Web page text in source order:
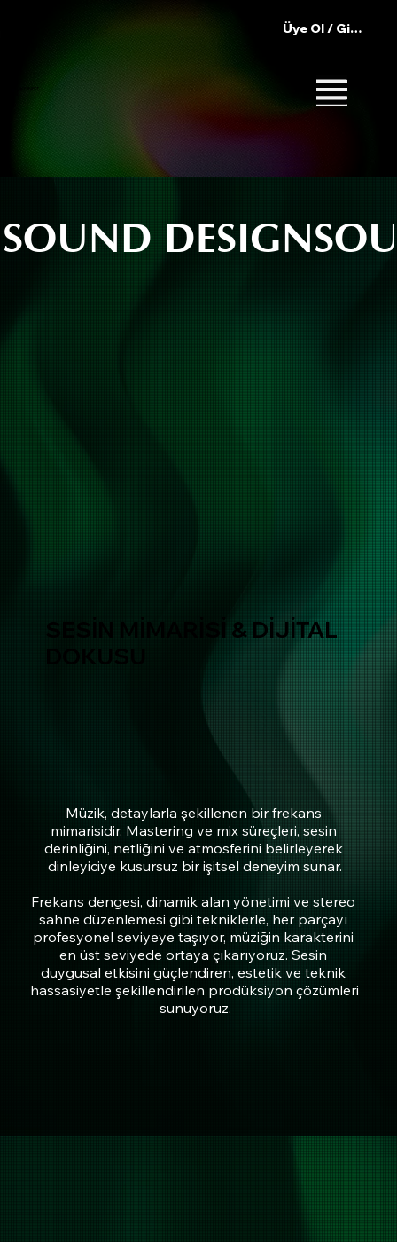
Üye Ol / Giriş Yap
SOUND DESIGN
SESİN MİMARİSİ & DİJİTAL
DOKUSU
Müzik, detaylarla şekillenen bir frekans
mimarisidir. Mastering ve mix süreçleri, sesin
derinliğini, netliğini ve atmosferini belirleyerek
dinleyiciye kusursuz bir işitsel deneyim sunar.
Frekans dengesi, dinamik alan yönetimi ve stereo
sahne düzenlemesi gibi tekniklerle, her parçayı
profesyonel seviyeye taşıyor, müziğin karakterini
en üst seviyede ortaya çıkarıyoruz. Sesin
duygusal etkisini güçlendiren, estetik ve teknik
hassasiyetle şekillendirilen prodüksiyon çözümleri
sunuyoruz.